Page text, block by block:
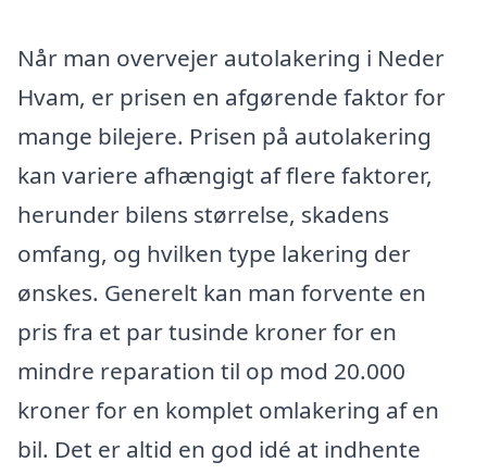
Når man overvejer autolakering i Neder
Hvam, er prisen en afgørende faktor for
mange bilejere. Prisen på autolakering
kan variere afhængigt af flere faktorer,
herunder bilens størrelse, skadens
omfang, og hvilken type lakering der
ønskes. Generelt kan man forvente en
pris fra et par tusinde kroner for en
mindre reparation til op mod 20.000
kroner for en komplet omlakering af en
bil. Det er altid en god idé at indhente